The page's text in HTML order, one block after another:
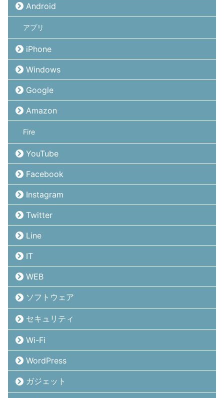
Android
アプリ
iPhone
Windows
Google
Amazon
Fire
YouTube
Facebook
Instagram
Twitter
Line
IT
WEB
ソフトウェア
セキュリティ
Wi-Fi
WordPress
ガジェット